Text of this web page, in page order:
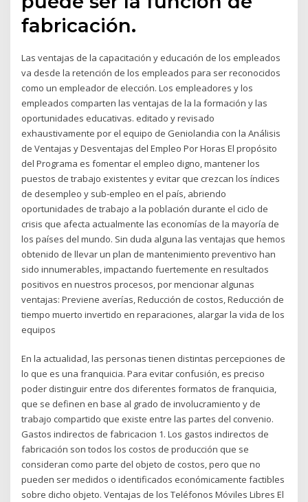
fabricación.
Las ventajas de la capacitación y educación de los empleados
va desde la retención de los empleados para ser reconocidos
como un empleador de elección. Los empleadores y los
empleados comparten las ventajas de la la formación y las
oportunidades educativas. editado y revisado
exhaustivamente por el equipo de Geniolandia con la Análisis
de Ventajas y Desventajas del Empleo Por Horas El propósito
del Programa es fomentar el empleo digno, mantener los
puestos de trabajo existentes y evitar que crezcan los índices
de desempleo y sub-empleo en el país, abriendo
oportunidades de trabajo a la población durante el ciclo de
crisis que afecta actualmente las economías de la mayoría de
los países del mundo. Sin duda alguna las ventajas que hemos
obtenido de llevar un plan de mantenimiento preventivo han
sido innumerables, impactando fuertemente en resultados
positivos en nuestros procesos, por mencionar algunas
ventajas: Previene averías, Reducción de costos, Reducción de
tiempo muerto invertido en reparaciones, alargar la vida de los
equipos
En la actualidad, las personas tienen distintas percepciones de
lo que es una franquicia. Para evitar confusión, es preciso
poder distinguir entre dos diferentes formatos de franquicia,
que se definen en base al grado de involucramiento y de
trabajo compartido que existe entre las partes del convenio.
Gastos indirectos de fabricacion 1. Los gastos indirectos de
fabricación son todos los costos de producción que se
consideran como parte del objeto de costos, pero que no
pueden ser medidos o identificados económicamente factibles
sobre dicho objeto. Ventajas de los Teléfonos Móviles Libres El